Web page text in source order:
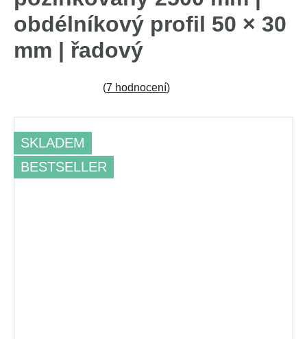
obdélníkový profil 50 × 30
mm | řadový
(7 hodnocení)
SKLADEM
BESTSELLER